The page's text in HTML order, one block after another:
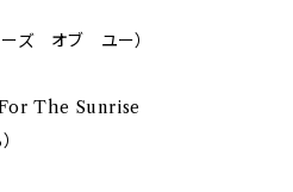
ズ オブ ユー）
The Sunrise